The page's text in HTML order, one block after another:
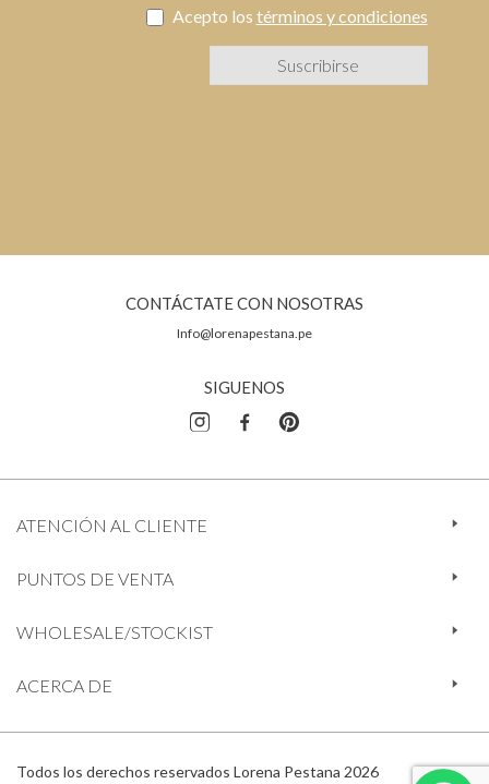
Acepto los términos y condiciones
CONTÁCTATE CON NOSOTRAS
Info@lorenapestana.pe
SIGUENOS
ATENCIÓN AL CLIENTE
PUNTOS DE VENTA
WHOLESALE/STOCKIST
ACERCA DE
Todos los derechos reservados Lorena Pestana 2026